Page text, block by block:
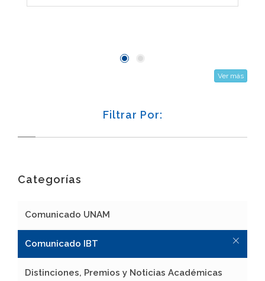
Ver más
Filtrar Por:
Categorías
Comunicado UNAM
Comunicado IBT
Distinciones, Premios y Noticias Académicas